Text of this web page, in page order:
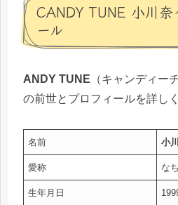
CANDY TUNE 小川奈
ール
ANDY TUNE （キャンディー
の前世とプロフィールを詳し
名前 小
愛称 な
生年月日